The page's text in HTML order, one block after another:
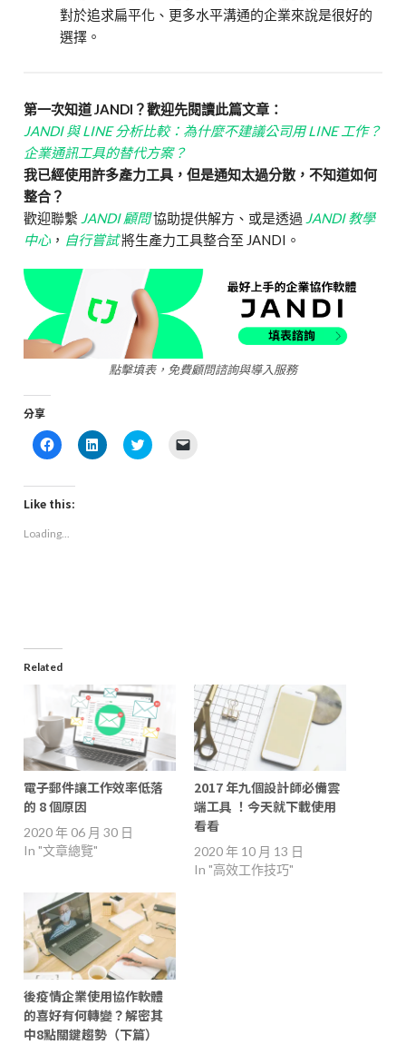
對於追求扁平化、更多水平溝通的企業來說是很好的
選擇。
第一次知道 JANDI？歡迎先閱讀此篇文章：
JANDI 與 LINE 分析比較：為什麼不建議公司用 LINE 工作？
企業通訊工具的替代方案？
我已經使用許多產力工具，但是通知太過分散，不知道如何
整合？
歡迎聯繫 JANDI 顧問協助提供解方、或是透過 JANDI 教學
中心 ， 自行嘗試將生產力工具整合至 JANDI。
點擊填表，免費顧問諮詢與導入服務
分享
Click
to
Facebook
(Opens
in
window)
Click
to
Click
to
Like this:
Loading...
Related
電子郵件讓工作效率低落
的 8 個原因
2020 年 06 月 30 日
In "文章總覽"
2017 年九個設計師必備雲
端工具 ！今天就下載使用
看看
2020 年 10 月 13 日
In "高效工作技巧"
後疫情企業使用協作軟體
的喜好有何轉變？解密其
中8點關鍵趨勢（下篇）